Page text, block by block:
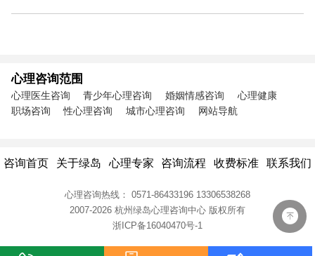
寻求海口...
心理咨询范围
心理医生咨询 青少年心理咨询 婚姻情感咨询
心理健康
职场咨询
性心理咨询 城市心理咨询 网站导航
咨询首页 关于绿岛 心理专家 咨询流程 收费标准 联系我们
心理咨询热线： 0571-86433196 13306538268
2007-2026 杭州绿岛心理咨询中心 版权所有
浙ICP备16040470号-1